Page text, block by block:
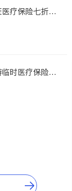
疗保险七折优
时医疗保险